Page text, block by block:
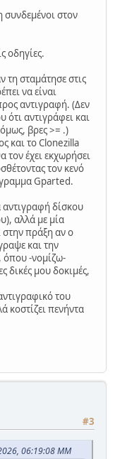
συνδεμένοι στον
οδηγίες.
τη σταμάτησε στις
να είναι
αντιγραφή. (Δεν
αντιγράφει και
βρες >= .)
και το Clonezilla
τον έχει εκχωρήσει
τον κενό
Gparted.
αντιγραφή δίσκου
αλλά με μία
στην πράξη αν ο
και την
-νομίζω-
δικές μου δοκιμές,
του
κοστίζει πενήντα
#3
06:19:08 ΜΜ